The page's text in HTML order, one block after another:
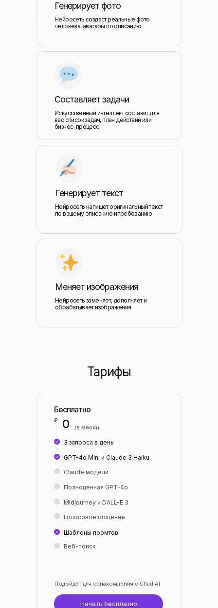
Генерирует фото
Нейросеть создаст реальные фото
человека, аватары по описанию
Составляет задачи
Искусственный интеллект составит для
вас список задач, план действий или
бизнес-процесс
Меняет изображения
Нейросеть заменяет, дополняет и
обрабатывает изображения
Генерирует текст
Нейросеть напишет оригинальный текст
по вашему описанию и требованию
Тарифы
Подойдёт для ознакомления с Chad AI
Бесплатно
₽ 0 /в месяц
Начать бесплатно
3 запроса в день
GPT-4o Mini и Claude 3 Haiku
Шаблоны промтов
Claude модели
Голосовое общение
Midjourney и DALL-E 3
Веб-поиск
Полноценная GPT-4o